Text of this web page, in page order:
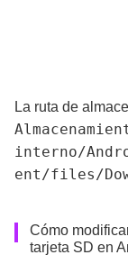
La ruta de
interno/
ent/files/
Cómo
tarjeta SD en